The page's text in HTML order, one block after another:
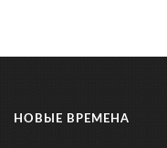
НОВЫЕ ВРЕМЕНА